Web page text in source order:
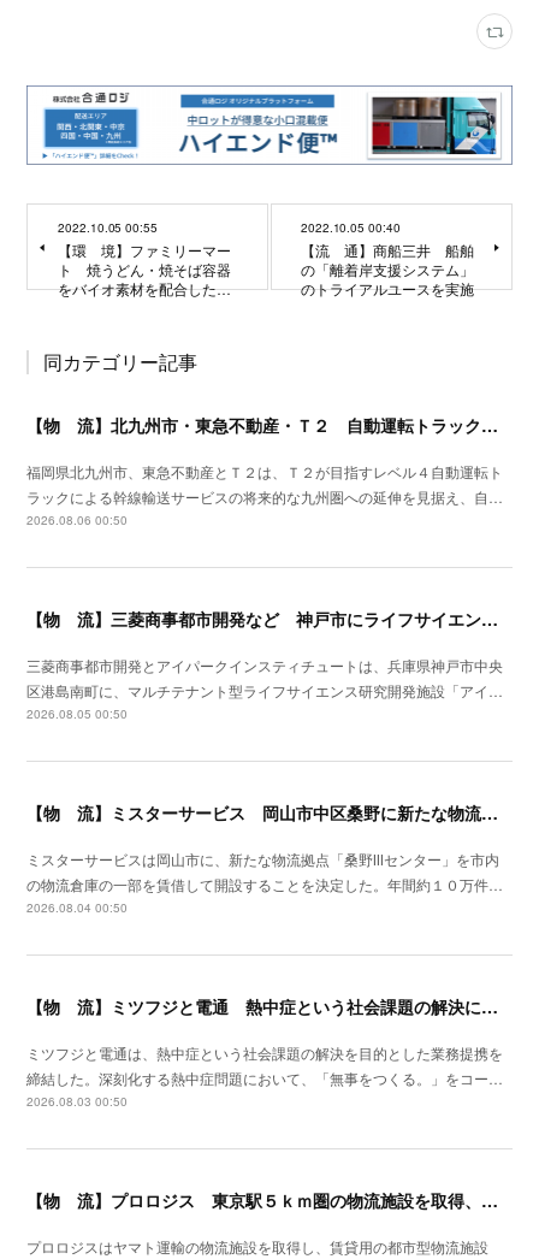
2022.10.05 00:55
【環 境】ファミリーマー
ト 焼うどん・焼そば容器
をバイオ素材を配合した…
2022.10.05 00:40
【流 通】商船三井 船舶
の「離着岸支援システム」
のトライアルユースを実施
同カテゴリー記事
【物 流】北九州市・東急不動産・Ｔ２ 自動運転トラック拠点整備に向け官民連携
福岡県北九州市、東急不動産とＴ２は、Ｔ２が目指すレベル４自動運転ト
ラックによる幹線輸送サービスの将来的な九州圏への延伸を見据え、自…
2026.08.06 00:50
【物 流】三菱商事都市開発など 神戸市にライフサイエンス研究開発施設を着工
三菱商事都市開発とアイパークインスティチュートは、兵庫県神戸市中央
区港島南町に、マルチテナント型ライフサイエンス研究開発施設「アイ…
2026.08.05 00:50
【物 流】ミスターサービス 岡山市中区桑野に新たな物流拠点を増設
ミスターサービスは岡山市に、新たな物流拠点「桑野Ⅲセンター」を市内
の物流倉庫の一部を賃借して開設することを決定した。年間約１０万件…
2026.08.04 00:50
【物 流】ミツフジと電通 熱中症という社会課題の解決に向け業務提携
ミツフジと電通は、熱中症という社会課題の解決を目的とした業務提携を
締結した。深刻化する熱中症問題において、「無事をつくる。」をコー…
2026.08.03 00:50
【物 流】プロロジス 東京駅５ｋｍ圏の物流施設を取得、２７年４月提供開始
プロロジスはヤマト運輸の物流施設を取得し、賃貸用の都市型物流施設